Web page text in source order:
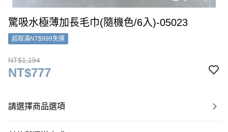
驚吸水極薄加長毛巾(隨機色/6入)-05023
超取滿NT$999免運
NT$1,194
NT$777
請選擇商品選項